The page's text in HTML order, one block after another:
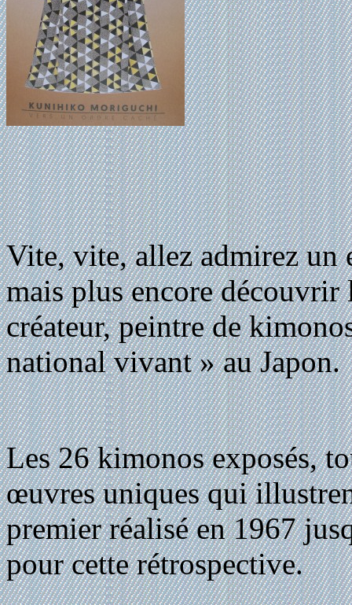
Vite, vite, allez admirez un
mais plus encore
créateur, peintre de
national vivant » au Japon.
Les 26 kimonos exposés,
œuvres uniques qui
premier réalisé en 1967
pour cette rétrospective.